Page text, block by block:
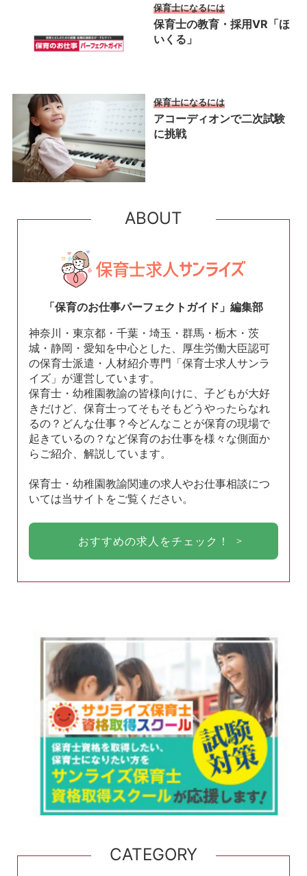
保育士になるには
保育士の教育・採用VR「ほ
いくる」
保育士になるには
アコーディオンで二次試験
に挑戦
ABOUT
「保育のお仕事パーフェクトガイド」編集部
神奈川・東京都・千葉・埼玉・群馬・栃木・茨
城・静岡・愛知を中心とした、厚生労働大臣認可
の保育士派遣・人材紹介専門「保育士求人サンラ
イズ」が運営しています。
保育士・幼稚園教諭の皆様向けに、子どもが大好
きだけど、保育士ってそもそもどうやったらなれ
るの？どんな仕事？今どんなことが保育の現場で
起きているの？など保育のお仕事を様々な側面か
らご紹介、解説しています。
保育士・幼稚園教諭関連の求人やお仕事相談につ
いては当サイトをご覧ください。
おすすめの求人をチェック！
CATEGORY